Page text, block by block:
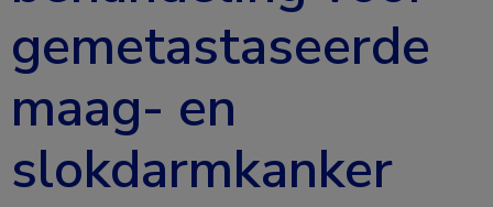
gemetastaseerde
maag- en
slokdarmkanker